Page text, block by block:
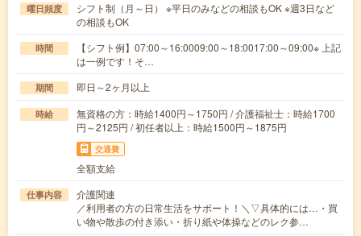
曜日頻度
シフト制（月～日） ※平日のみなどの相談もOK ※週3日など
の相談もOK
時間
【シフト例】07:00～16:0009:00～18:0017:00～09:00※ 上記
は一例です！そ…
期間 即日～2ヶ月以上
時給
無資格の方：時給1400円～1750円 / 介護福祉士：時給1700
円～2125円 / 初任者以上：時給1500円～1875円
交通費
全額支給
仕事内容
介護関連
／利用者の方の日常生活をサポート！＼▽具体的には…・買
い物や散歩の付き添い・折り紙や体操などのレク参…